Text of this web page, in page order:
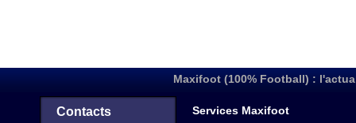
Maxifoot (100% Football) :
Contacts Services Maxifoot